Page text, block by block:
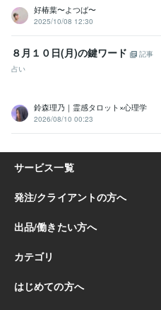
好椿葉〜よつば〜
2025/10/08 12:30
８月１０日(月)の鍵ワード
記事
占い
鈴森理乃｜霊感タロット×心理学
2026/08/10 00:23